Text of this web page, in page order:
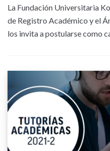
La Fundación Universitaria
de Registro Académico y el
los invita a postularse como